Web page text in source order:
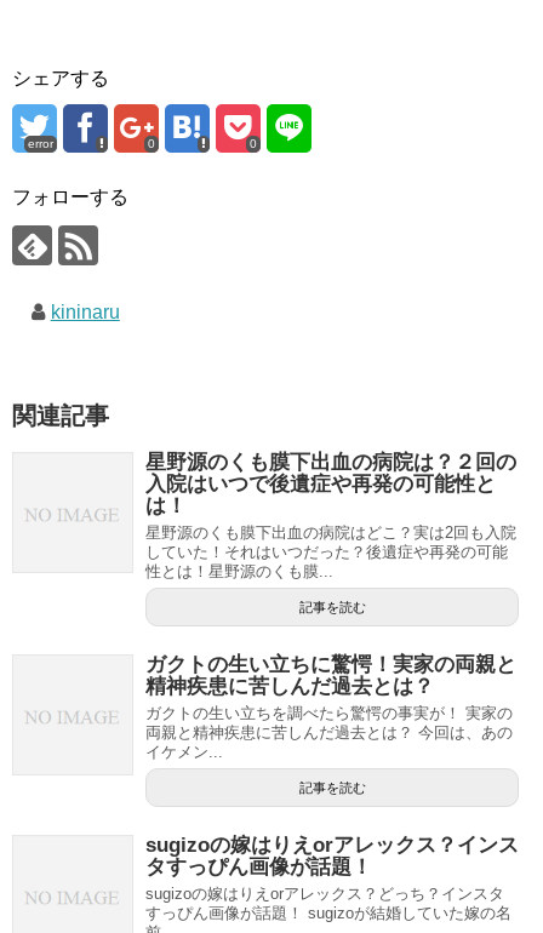
シェアする
error 0 0
フォローする
kininaru
関連記事
星野源のくも膜下出血の病院は？２回の
入院はいつで後遺症や再発の可能性と
は！
星野源のくも膜下出血の病院はどこ？実は2回も入院
していた！それはいつだった？後遺症や再発の可能
性とは！星野源のくも膜...
記事を読む
ガクトの生い立ちに驚愕！実家の両親と
精神疾患に苦しんだ過去とは？
ガクトの生い立ちを調べたら驚愕の事実が！ 実家の
両親と精神疾患に苦しんだ過去とは？ 今回は、あの
イケメン...
記事を読む
sugizoの嫁はりえorアレックス？インス
タすっぴん画像が話題！
sugizoの嫁はりえorアレックス？どっち？インスタ
すっぴん画像が話題！ sugizoが結婚していた嫁の名